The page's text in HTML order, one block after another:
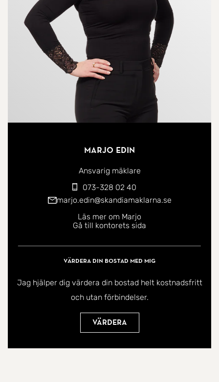
Marjo Edin
Ansvarig mäklare
073-328 02 40
marjo.edin@skandiamaklarna.se
Läs mer om Marjo
Gå till kontorets sida
Värdera din bostad med mig
Jag hjälper dig värdera din bostad helt kostnadsfritt
och utan förbindelser.
Värdera